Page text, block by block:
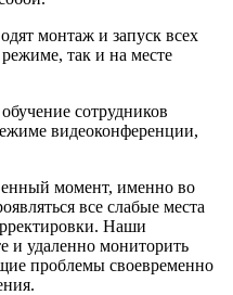
монтаж и запуск всех
так и на месте
сотрудников
видеоконференции,
момент, именно во
все слабые места
Наши
и удаленно мониторить
проблемы своевременно